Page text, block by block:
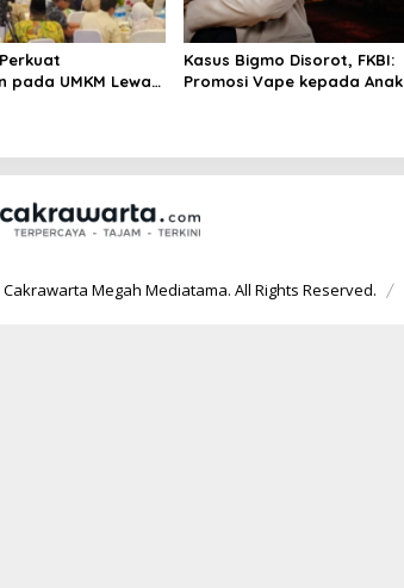
pada UMKM Lewat
Kasus Bigmo Disorot, FKBI:
Promosi Vape kepada Anak
Cakrawarta Megah Mediatama. All Rights Reserved.